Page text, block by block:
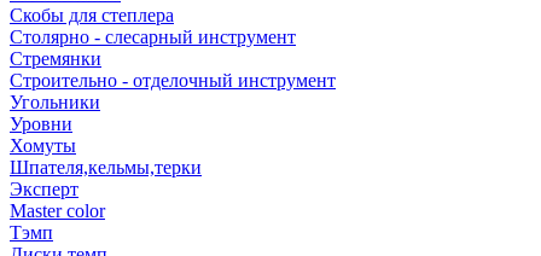
Скобы для степлера
Столярно - слесарный инструмент
Стремянки
Строительно - отделочный инструмент
Угольники
Уровни
Хомуты
Шпателя,кельмы,терки
Эксперт
Master color
Тэмп